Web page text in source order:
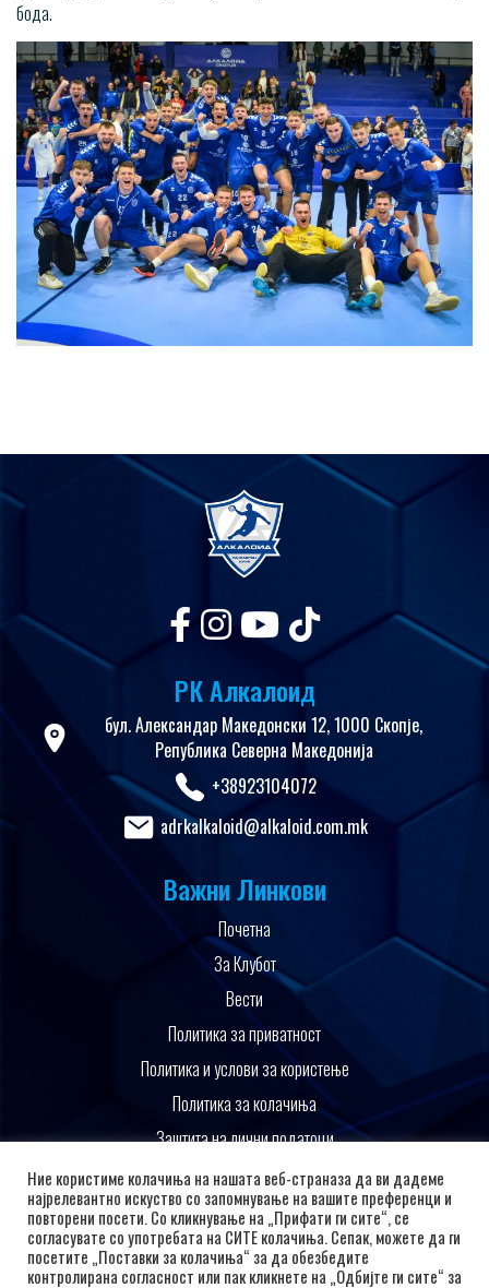
бода.
РК Алкалоид
бул. Александар Македонски 12, 1000 Скопје,
Република Северна Македонија
+38923104072
adrkalkaloid@alkaloid.com.mk
Важни Линкови
Почетна
За Клубот
Вести
Политика за приватност
Политика и услови за користење
Политика за колачиња
Заштита на лични податоци
Поддржано од
Ние користиме колачиња на нашата веб-страназа да ви дадеме
најрелевантно искуство со запомнување на вашите преференци и
повторени посети. Со кликнување на „Прифати ги сите“, се
согласувате со употребата на СИТЕ колачиња. Сепак, можете да ги
посетите „Поставки за колачиња“ за да обезбедите
контролирана согласност или пак кликнете на „Одбијте ги сите“ за